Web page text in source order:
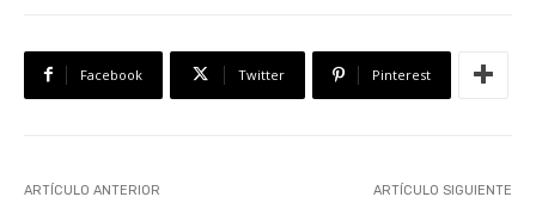
Facebook Twitter Pinterest
ARTÍCULO ANTERIOR ARTÍCULO SIGUIENTE